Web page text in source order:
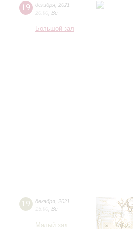
19 декабря 2021
20:00 Вс
Большой зал
19 декабря 2021
15:00 Вс
Малый зал